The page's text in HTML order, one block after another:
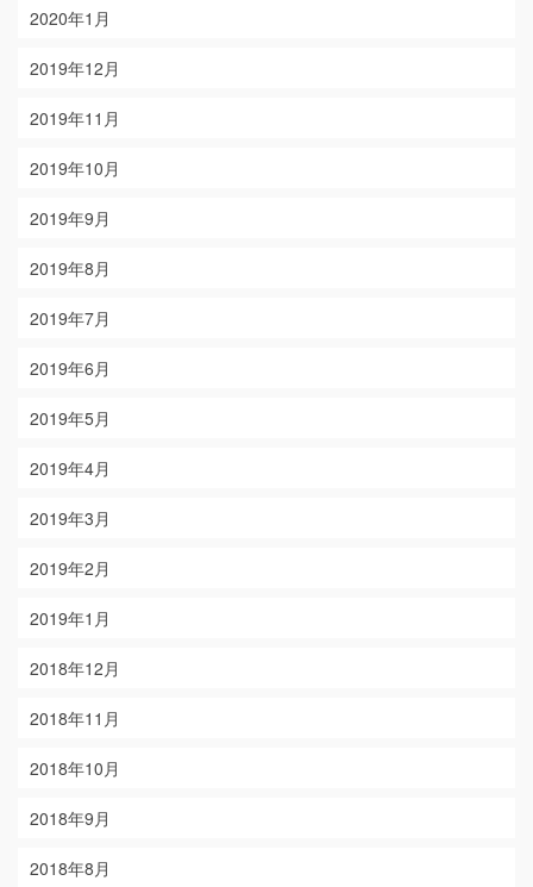
2020年1月
2019年12月
2019年11月
2019年10月
2019年9月
2019年8月
2019年7月
2019年6月
2019年5月
2019年4月
2019年3月
2019年2月
2019年1月
2018年12月
2018年11月
2018年10月
2018年9月
2018年8月